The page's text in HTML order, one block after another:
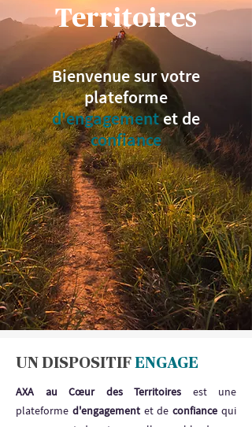
Territoires
Bienvenue sur votre
plateforme
d'engagementet de
confiance
UN DISPOSITIF ENGAGE
AXA au Cœur des Territoires est une
plateforme d'engagementet deconfiance qui